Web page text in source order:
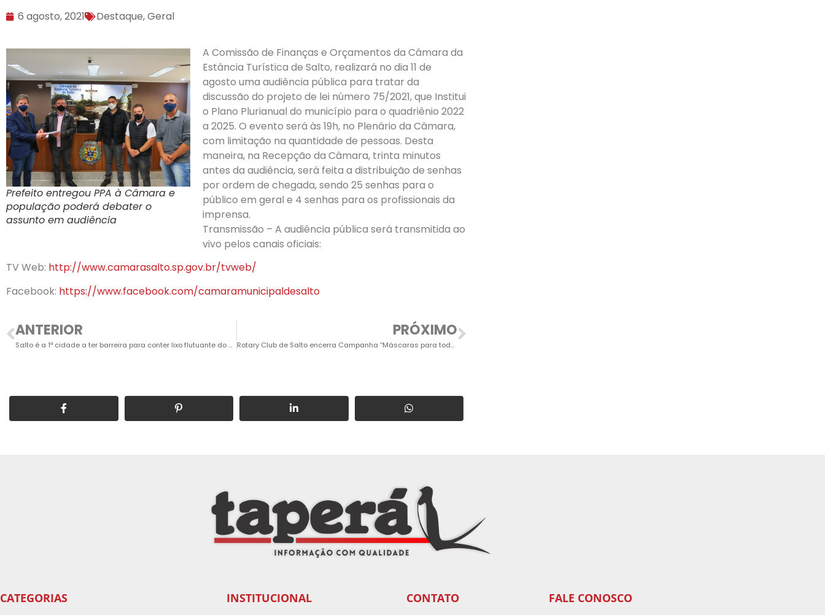
6 agosto, 2021 Destaque,Geral
Prefeito entregou PPA à Câmara e
população poderá debater o
assunto em audiência
A Comissão de Finanças e Orçamentos da Câmara da
Estância Turística de Salto, realizará no dia 11 de
agosto uma audiência pública para tratar da
discussão do projeto de lei número 75/2021, que Institui
o Plano Plurianual do município para o quadriênio 2022
a 2025. O evento será às 19h, no Plenário da Câmara,
com limitação na quantidade de pessoas. Desta
maneira, na Recepção da Câmara, trinta minutos
antes da audiência, será feita a distribuição de senhas
por ordem de chegada, sendo 25 senhas para o
público em geral e 4 senhas para os profissionais da
imprensa.
Transmissão – A audiência pública será transmitida ao
vivo pelos canais oficiais:
TV Web: http://www.camarasalto.sp.gov.br/tvweb/
Facebook: https://www.facebook.com/camaramunicipaldesalto
ANTERIOR
Salto é a 1ª cidade a ter barreira para conter lixo flutuante do Tietê
PRÓXIMO
Rotary Club de Salto encerra Campanha “Máscaras para todos”
CATEGORIAS INSTITUCIONAL CONTATO FALE CONOSCO